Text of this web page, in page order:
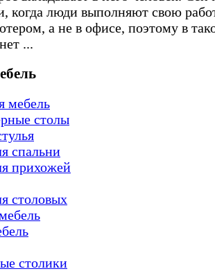
когда люди выполняют свою
а не в офисе, поэтому в
...
мебель
столы
спальни
прихожей
столовых
столики